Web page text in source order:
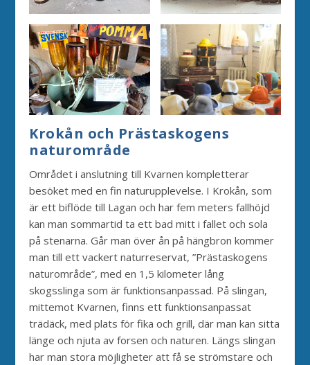
Krokån och Prästaskogens
naturområde
Området i anslutning till Kvarnen kompletterar
besöket med en fin naturupplevelse. I Krokån, som
är ett biflöde till Lagan och har fem meters fallhöjd
kan man sommartid ta ett bad mitt i fallet och sola
på stenarna. Går man över ån på hängbron kommer
man till ett vackert naturreservat, ”Prästaskogens
naturområde”, med en 1,5 kilometer lång
skogsslinga som är funktionsanpassad. På slingan,
mittemot Kvarnen, finns ett funktionsanpassat
trädäck, med plats för fika och grill, där man kan sitta
länge och njuta av forsen och naturen. Längs slingan
har man stora möjligheter att få se strömstare och